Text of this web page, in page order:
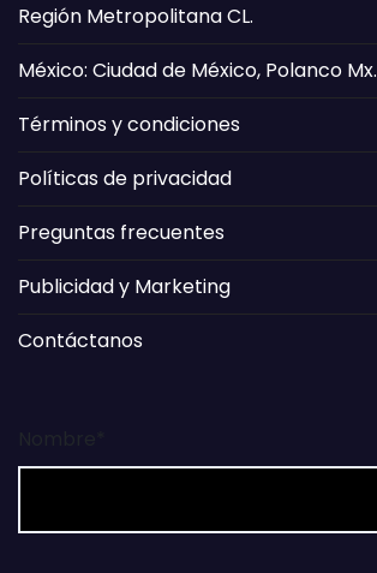
Región Metropolitana CL.
México: Ciudad de México, Polanco Mx.
Términos y condiciones
Políticas de privacidad
Preguntas frecuentes
Publicidad y Marketing
Contáctanos